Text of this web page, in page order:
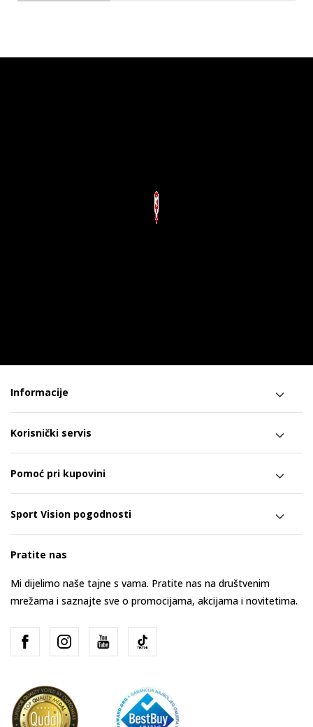
Informacije
Korisnički servis
Pomoć pri kupovini
Sport Vision pogodnosti
Pratite nas
Mi dijelimo naše tajne s vama. Pratite nas na društvenim
mrežama i saznajte sve o promocijama, akcijama i novitetima.